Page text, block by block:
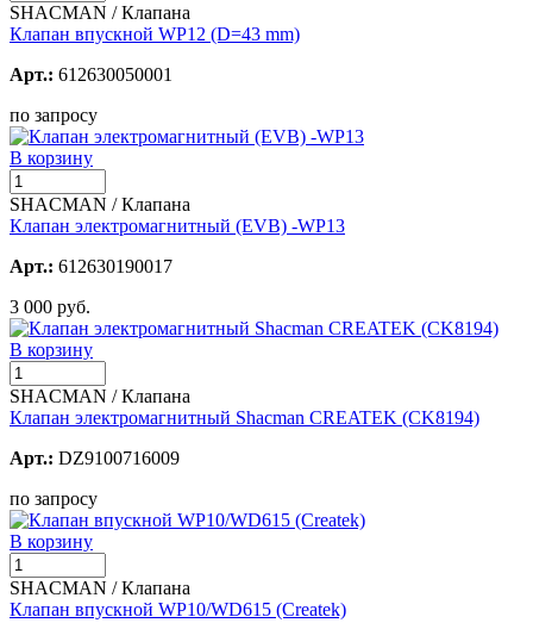
SHACMAN / Клапана
Клапан впускной WP12 (D=43 mm)
Арт.: 612630050001
по запросу
В корзину
SHACMAN / Клапана
Клапан электромагнитный (EVB) -WP13
Арт.: 612630190017
3 000 руб.
В корзину
SHACMAN / Клапана
Клапан электромагнитный Shacman CREATEK (CK8194)
Арт.: DZ9100716009
по запросу
В корзину
SHACMAN / Клапана
Клапан впускной WP10/WD615 (Createk)